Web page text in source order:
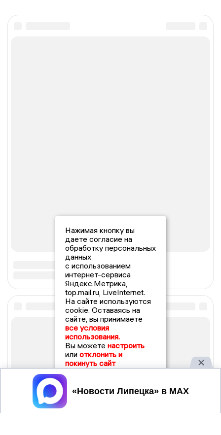
Нажимая кнопку вы
даете согласие на
обработку персональных
данных
с использованием
интернет-сервиса
Яндекс.Метрика,
top.mail.ru, LiveInternet.
На сайте используются
cookie. Оставаясь на
сайте, вы принимаете
все условия
использования.
Вы можете настроить
или отклонить и
покинуть сайт
Принять